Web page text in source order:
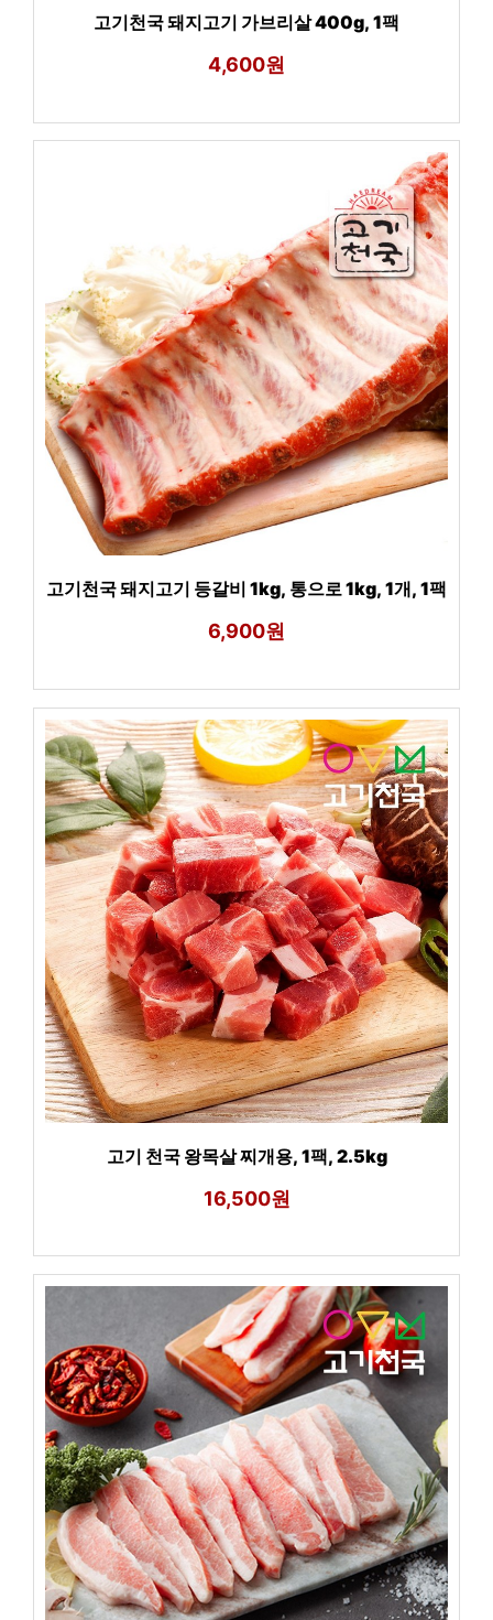
고기천국 돼지고기 가브리살 400g, 1팩
4,600원
고기천국 돼지고기 등갈비 1kg, 통으로 1kg, 1개, 1팩
6,900원
고기 천국 왕목살 찌개용, 1팩, 2.5kg
16,500원